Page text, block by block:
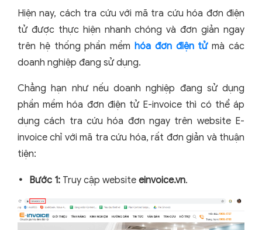
Hiện nay, cách tra cứu với mã tra cứu hóa đơn điện
tử được thực hiện nhanh chóng và đơn giản ngay
trên hệ thống phần mềm hóa đơn điện tửmà các
doanh nghiệp đang sử dụng.
Chẳng hạn như nếu doanh nghiệp đang sử dụng
phần mềm hóa đơn điện tử E-invoice thì có thể áp
dụng cách tra cứu hóa đơn ngay trên website E-
invoice chỉ với mã tra cứu hóa, rất đơn giản và thuận
tiện:
Bước 1: Truy cập website einvoice.vn.